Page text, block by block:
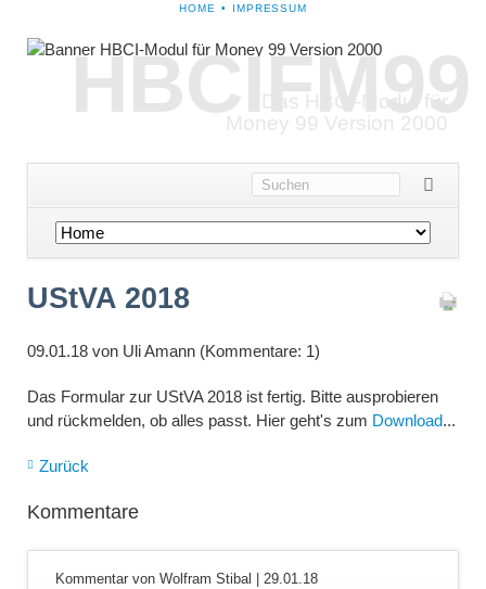
NAVIGATION
HOME IMPRESSUM
HBCIFM99
Das HBCI-Modul für
Money 99 Version 2000
Navigation
überspringen
UStVA 2018
09.01.18von Uli Amann (Kommentare: 1)
Das Formular zur UStVA 2018 ist fertig. Bitte ausprobieren
und rückmelden, ob alles passt. Hier geht's zum Download...
Zurück
Kommentare
Kommentar von Wolfram Stibal | 29.01.18